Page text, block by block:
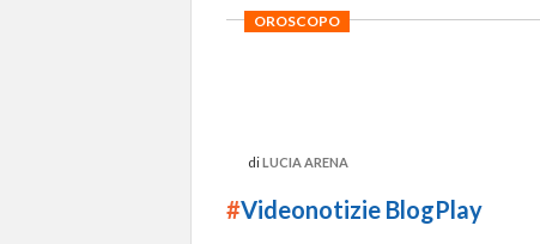
OROSCOPO
diLUCIA ARENA
#Videonotizie BlogPlay